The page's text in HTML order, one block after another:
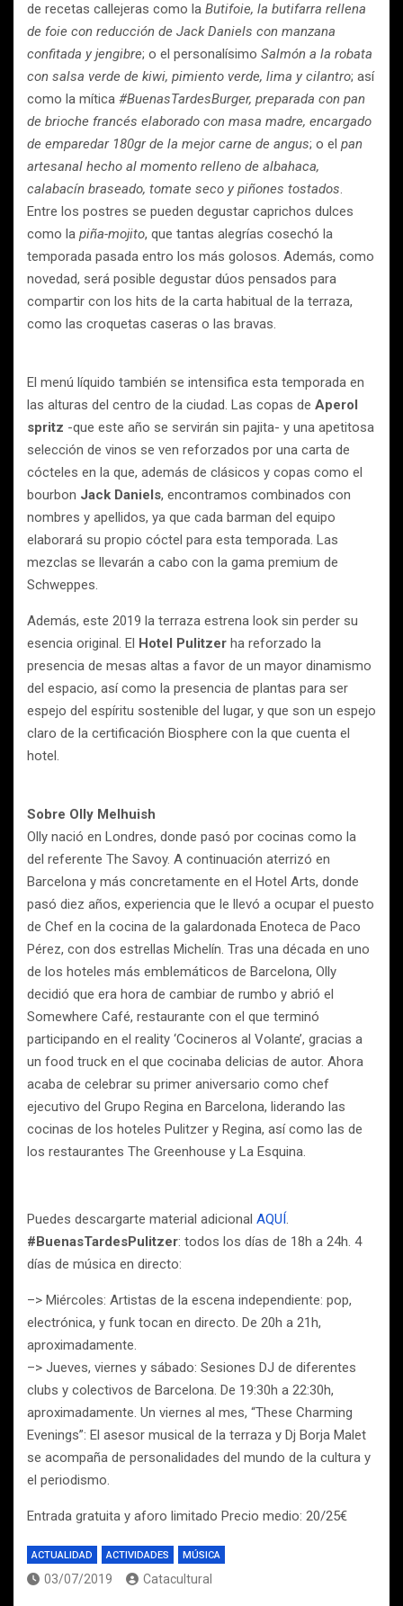
de recetas callejeras como la Butifoie, la butifarra rellena
de foie con reducción de Jack Daniels con manzana
confitada y jengibre; o el personalísimo Salmón a la robata
con salsa verde de kiwi, pimiento verde, lima y cilantro; así
como la mítica #BuenasTardesBurger, preparada con pan
de brioche francés elaborado con masa madre, encargado
de emparedar 180gr de la mejor carne de angus; o el pan
artesanal hecho al momento relleno de albahaca,
calabacín braseado, tomate seco y piñones tostados.
Entre los postres se pueden degustar caprichos dulces
como la piña-mojito, que tantas alegrías cosechó la
temporada pasada entro los más golosos. Además, como
novedad, será posible degustar dúos pensados para
compartir con los hits de la carta habitual de la terraza,
como las croquetas caseras o las bravas.
El menú líquido también se intensifica esta temporada en
las alturas del centro de la ciudad. Las copas de Aperol
spritz -que este año se servirán sin pajita- y una apetitosa
selección de vinos se ven reforzados por una carta de
cócteles en la que, además de clásicos y copas como el
bourbon Jack Daniels, encontramos combinados con
nombres y apellidos, ya que cada barman del equipo
elaborará su propio cóctel para esta temporada. Las
mezclas se llevarán a cabo con la gama premium de
Schweppes.
Además, este 2019 la terraza estrena look sin perder su
esencia original. El Hotel Pulitzer ha reforzado la
presencia de mesas altas a favor de un mayor dinamismo
del espacio, así como la presencia de plantas para ser
espejo del espíritu sostenible del lugar, y que son un espejo
claro de la certificación Biosphere con la que cuenta el
hotel.
Sobre Olly Melhuish
Olly nació en Londres, donde pasó por cocinas como la
del referente The Savoy. A continuación aterrizó en
Barcelona y más concretamente en el Hotel Arts, donde
pasó diez años, experiencia que le llevó a ocupar el puesto
de Chef en la cocina de la galardonada Enoteca de Paco
Pérez, con dos estrellas Michelín. Tras una década en uno
de los hoteles más emblemáticos de Barcelona, Olly
decidió que era hora de cambiar de rumbo y abrió el
Somewhere Café, restaurante con el que terminó
participando en el reality ‘Cocineros al Volante’, gracias a
un food truck en el que cocinaba delicias de autor. Ahora
acaba de celebrar su primer aniversario como chef
ejecutivo del Grupo Regina en Barcelona, liderando las
cocinas de los hoteles Pulitzer y Regina, así como las de
los restaurantes The Greenhouse y La Esquina.
Puedes descargarte material adicional AQUÍ.
#BuenasTardesPulitzer: todos los días de 18h a 24h. 4
días de música en directo:
–> Miércoles: Artistas de la escena independiente: pop,
electrónica, y funk tocan en directo. De 20h a 21h,
aproximadamente.
–> Jueves, viernes y sábado: Sesiones DJ de diferentes
clubs y colectivos de Barcelona. De 19:30h a 22:30h,
aproximadamente. Un viernes al mes, “These Charming
Evenings”: El asesor musical de la terraza y Dj Borja Malet
se acompaña de personalidades del mundo de la cultura y
el periodismo.
Entrada gratuita y aforo limitado Precio medio: 20/25€
ACTUALIDAD ACTIVIDADES MÚSICA
03/07/2019 Catacultural